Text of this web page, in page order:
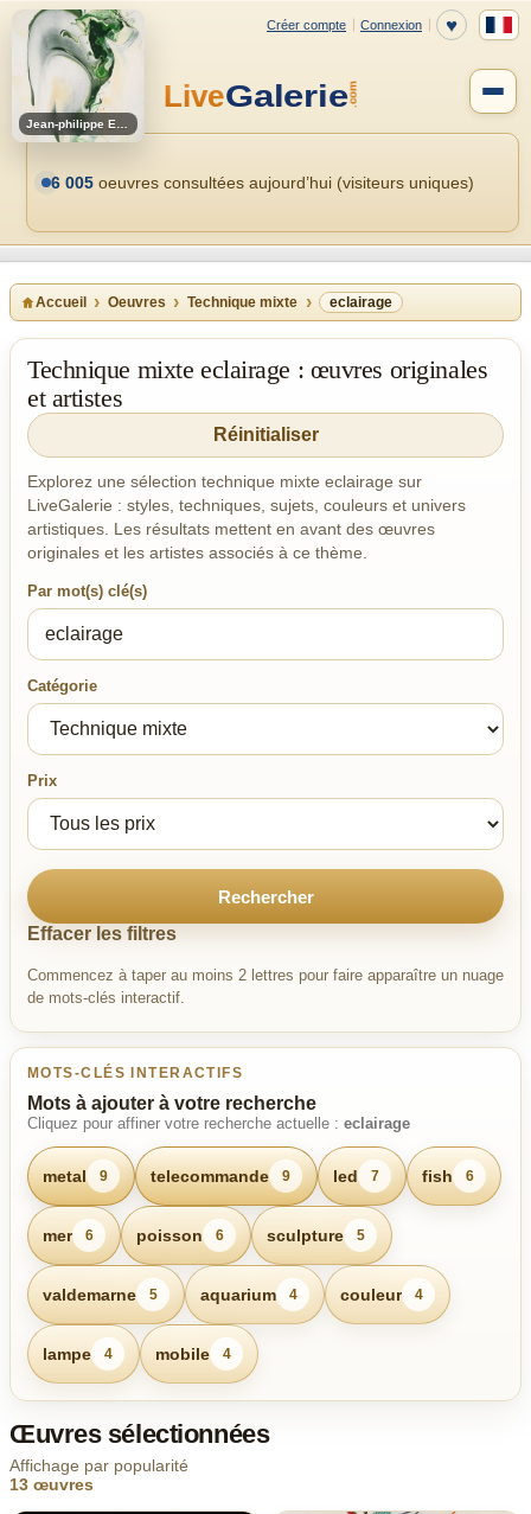
6 005 oeuvres consultées aujourd’hui (visiteurs uniques)
Accueil Oeuvres Technique mixte eclairage
Technique mixte eclairage : œuvres originales
et artistes
Réinitialiser
Explorez une sélection technique mixte eclairage sur
LiveGalerie : styles, techniques, sujets, couleurs et univers
artistiques. Les résultats mettent en avant des œuvres
originales et les artistes associés à ce thème.
Par mot(s) clé(s)
Catégorie
Prix
Rechercher
Effacer les filtres
Commencez à taper au moins 2 lettres pour faire apparaître un nuage
de mots-clés interactif.
MOTS-CLÉS INTERACTIFS
Mots à ajouter à votre recherche
Cliquez pour affiner votre recherche actuelle : eclairage
metal 9 telecommande 9 led 7 fish 6
mer 6 poisson 6 sculpture 5
valdemarne 5 aquarium 4 couleur 4
lampe 4 mobile 4
Œuvres sélectionnées
Affichage par popularité
13 œuvres